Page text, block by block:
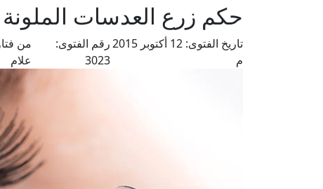
حكم زرع العدسات الملونة
تاريخ الفتوى:
12 أكتوبر 2015
م
رقم الفتوى:
3023
من
علام